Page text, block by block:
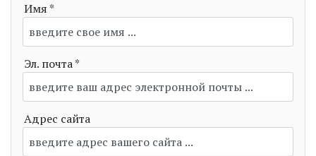
Имя *
Эл. почта *
Адрес сайта